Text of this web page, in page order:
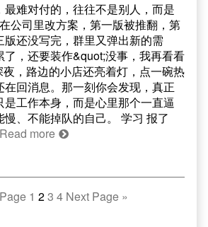
最难对付的，往往不是别人，而是
公司里改方案，第一版被推翻，第
版还没写完，群里又弹出新的需
了，还要装作&quot;没事，我再看看
，路边的小店还亮着灯，点一碗热
回消息。那一刻你会发现，真正
工作本身，而是心里那个一直逼
慢、不能掉队的自己。 学习 报了
Read more
1 23 4 Next Page »